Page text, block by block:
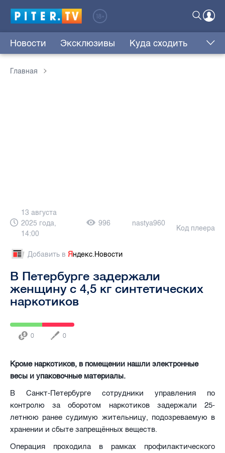
Новости Эксклюзивы Куда сходить
Главная
13 августа
2025 года,
14:00
996 nastya960
Код плеера
Добавить в Яндекс.Новости
В Петербурге задержали
женщину с 4,5 кг синтетических
наркотиков
0 0
Кроме наркотиков, в помещении нашли электронные
весы и упаковочные материалы.
В Санкт-Петербурге сотрудники управления по
контролю за оборотом наркотиков задержали 25-
летнюю ранее судимую жительницу, подозреваемую в
хранении и сбыте запрещённых веществ.
Операция проходила в рамках профилактического